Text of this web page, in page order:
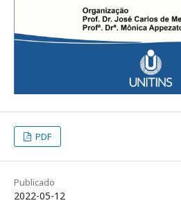
PDF
Publicado
2022-05-12